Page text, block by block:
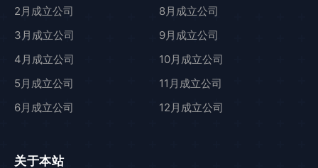
2月成立公司
3月成立公司
4月成立公司
5月成立公司
6月成立公司
8月成立公司
9月成立公司
10月成立公司
11月成立公司
12月成立公司
关于本站